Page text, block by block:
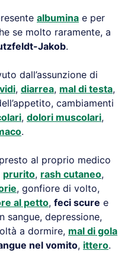
albumina e per
se molto raramente, a
Jakob.
dall’assunzione di
, diarrea, mal di testa,
cambiamenti
, dolori muscolari,
.
al proprio medico
prurito, rash cutaneo,
, gonfiore di volto,
al petto, feci scure e
sangue, depressione,
a dormire, mal di gola
nel vomito, ittero.